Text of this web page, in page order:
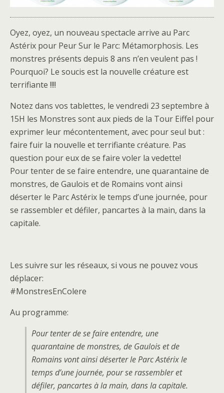
Oyez, oyez, un nouveau spectacle arrive au Parc
Astérix pour Peur Sur le Parc: Métamorphosis. Les
monstres présents depuis 8 ans n’en veulent pas !
Pourquoi? Le soucis est la nouvelle créature est
terrifiante !!!!
Notez dans vos tablettes, le vendredi 23 septembre à
15H les Monstres sont aux pieds de la Tour Eiffel pour
exprimer leur mécontentement, avec pour seul but :
faire fuir la nouvelle et terrifiante créature. Pas
question pour eux de se faire voler la vedette!
Pour tenter de se faire entendre, une quarantaine de
monstres, de Gaulois et de Romains vont ainsi
déserter le Parc Astérix le temps d’une journée, pour
se rassembler et défiler, pancartes à la main, dans la
capitale.
Les suivre sur les réseaux, si vous ne pouvez vous
déplacer:
#MonstresEnColere
Au programme:
Pour tenter de se faire entendre, une
quarantaine de monstres, de Gaulois et de
Romains vont ainsi déserter le Parc Astérix le
temps d’une journée, pour se rassembler et
défiler, pancartes à la main, dans la capitale.